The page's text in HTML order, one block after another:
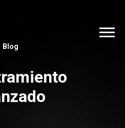
Blog